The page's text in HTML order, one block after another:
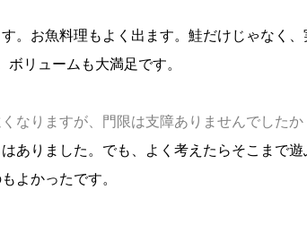
お魚料理もよく出ます。鮭だけじゃなく
リュームも大満足です。
なりますが、門限は支障ありませんでしたか
りました。でも、よく考えたらそこまで
よかったです。